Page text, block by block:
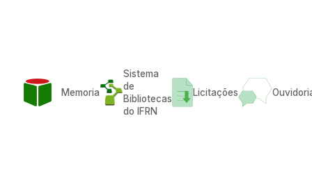
Memoria
Sistema
de
Bibliotecas
do IFRN
Licitações